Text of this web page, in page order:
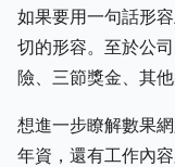
如果要用一句話形
切的形容。至於公
險、三節獎金、其他
想進一步瞭解數果
年資，還有工作內